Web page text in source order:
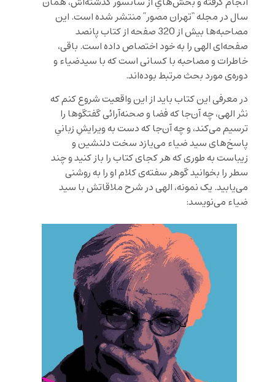
سال در مجله “تهران مصور” منتشر شده است. این
مصاحبه‌ها بیش از 320 صفحه از کتاب پانصد
صفحه‌ای الهی را به خود اختصاص داده است. باقی،
خاطرات و مصاحبه با کسانی است که با سیدضیاء و
دوره‌ی مورد بحث مرتبط بوده‌اند.
در معرفی این کتاب باید از این واقعیت شروع کنم که
نثر الهی، چه آن‌جا که فضا و صحنه‌آرائی گفتگوها را
ترسیم می‌کند، و چه آن‌جا که دست به ویرایشِ زبانیِ
پاسخ‌های سید ضیاء می‌یازد سخت دلنشین و
زیباست به طوری که هر کجای کتاب را باز کنید و چند
سطر را بخوانید گوهر سفته‌ی کلام او را به روشنی
می‌یابید. یک نمونه، الهی در شرح ملاقاتش با سید
ضیاء می‌نویسد: